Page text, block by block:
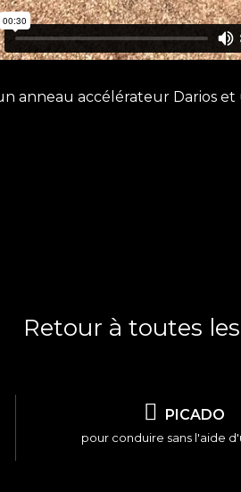
anneau accélérateur Darios
Retour à toutes
PICADO
pour conduire sans l'aide